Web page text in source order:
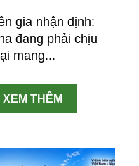
gia nhận định:
đang phải chịu
mang...
THÊM